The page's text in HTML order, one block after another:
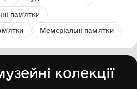
пам'ятки
Меморіальні пам'ятки
колекції